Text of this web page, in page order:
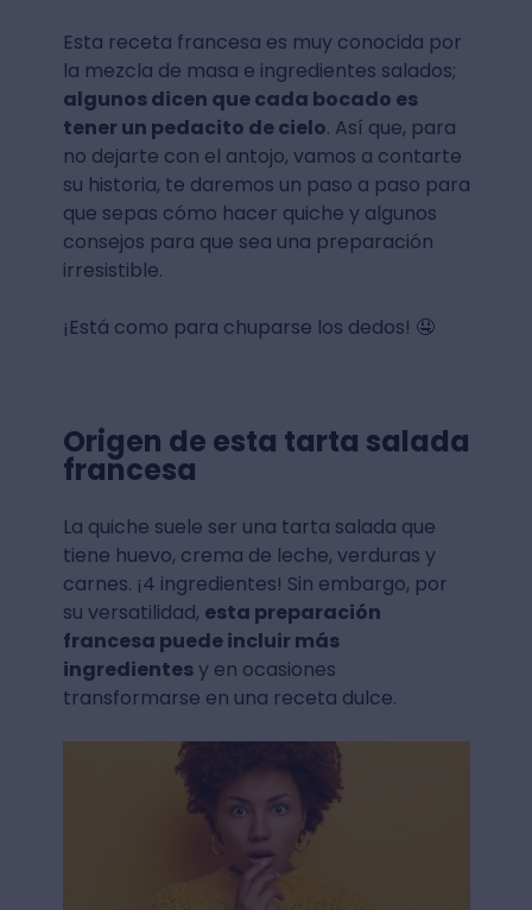
Esta receta francesa es muy conocida por
la mezcla de masa e ingredientes salados;
algunos dicen que cada bocado es
tener un pedacito de cielo. Así que, para
no dejarte con el antojo, vamos a contarte
su historia, te daremos un paso a paso para
que sepas cómo hacer quiche y algunos
consejos para que sea una preparación
irresistible.
¡Está como para chuparse los dedos! 🤤
Origen de esta tarta salada
francesa
La quiche suele ser una tarta salada que
tiene huevo, crema de leche, verduras y
carnes. ¡4 ingredientes! Sin embargo, por
su versatilidad, esta preparación
francesa puede incluir más
ingredientesy en ocasiones
transformarse en una receta dulce.